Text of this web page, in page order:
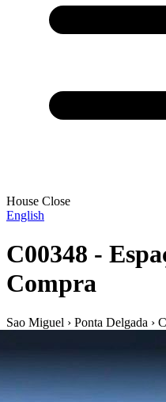
House Close
English
C00348 -
Compra
Sao Miguel › Ponta Delgada ›